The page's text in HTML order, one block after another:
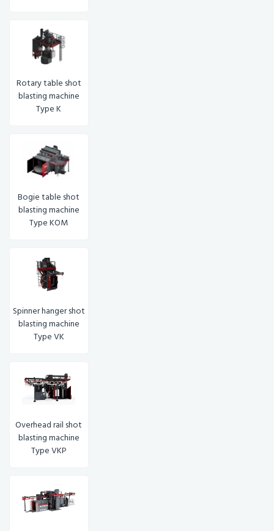
Rotary table shot
blasting machine
Type K
Bogie table shot
blasting machine
Type KOM
Spinner hanger shot
blasting machine
Type VK
Overhead rail shot
blasting machine
Type VKP